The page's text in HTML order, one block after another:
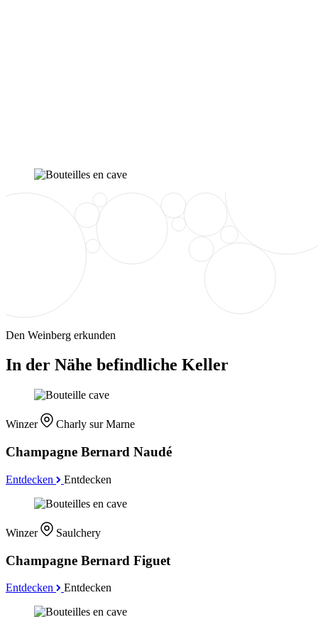
Den Weinberg erkunden
In der Nähe befindliche Keller
Winzer Charly sur Marne
Champagne Bernard Naudé
Entdecken Entdecken
Winzer Saulchery
Champagne Bernard Figuet
Entdecken Entdecken